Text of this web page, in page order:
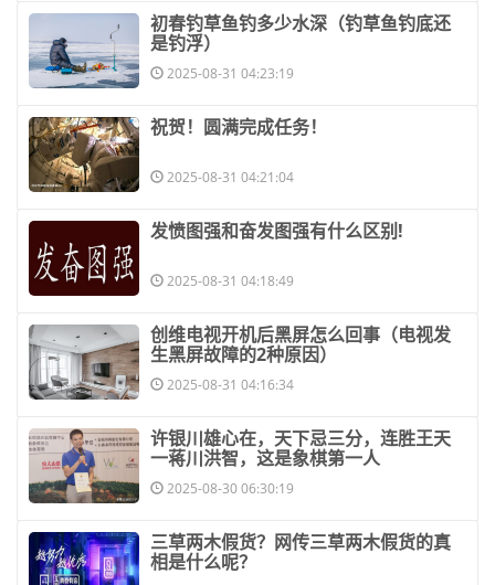
​初春钓草鱼钓多少水深（钓草鱼钓底还
是钓浮）
2025-08-31 04:23:19
​祝贺！圆满完成任务！
2025-08-31 04:21:04
​发愤图强和奋发图强有什么区别!
2025-08-31 04:18:49
​创维电视开机后黑屏怎么回事（电视发
生黑屏故障的2种原因）
2025-08-31 04:16:34
​许银川雄心在，天下忌三分，连胜王天
一蒋川洪智，这是象棋第一人
2025-08-30 06:30:19
​三草两木假货？网传三草两木假货的真
相是什么呢？